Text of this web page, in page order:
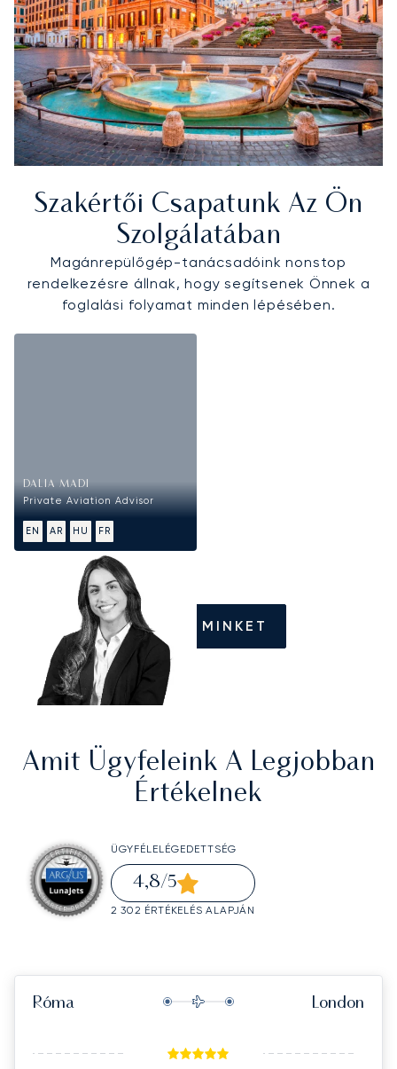
Szakértői Csapatunk Az Ön
Szolgálatában
Magánrepülőgép-tanácsadóink nonstop
rendelkezésre állnak, hogy segítsenek Önnek a
foglalási folyamat minden lépésében.
DALIA MADI
Private Aviation Advisor
EN AR HU FR
HÍVJON MINKET
Amit Ügyfeleink A Legjobban
Értékelnek
ÜGYFÉLELÉGEDETTSÉG
4,8/5
2 302 ÉRTÉKELÉS ALAPJÁN
Róma London